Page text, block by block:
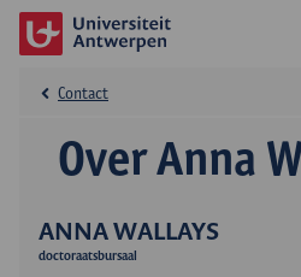
ANNA WALLAYS
doctoraatsbursaal
Over Anna
Contact